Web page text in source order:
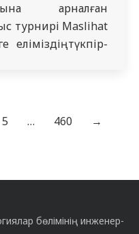
арналған
турнирі Maslihat
түкпір-
қаласындағы
кафедрасының 7
5 … 460 →
бөлімініңинженер-